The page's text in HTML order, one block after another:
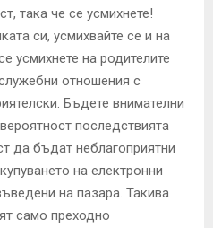
така че се усмихнете!
си, усмихвайте се и на
усмихнете на родителите
отношения с
Бъдете внимателни
последствията
да бъдат неблагоприятни
на електронни
на пазара. Такива
само преходно